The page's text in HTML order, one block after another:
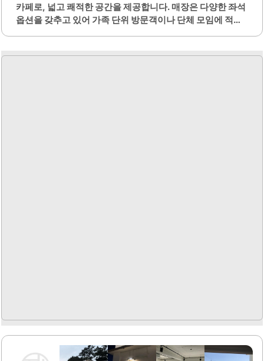
카페로, 넓고 쾌적한 공간을 제공합니다. 매장은 다양한 좌석
옵션을 갖추고 있어 가족 단위 방문객이나 단체 모임에 적합
다.또한, 아이들이 놀 수 있는 실내 공간과 넓은 야외 잔디밭